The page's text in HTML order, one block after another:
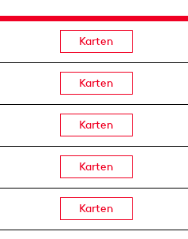
Karten
Karten
Karten
Karten
Karten